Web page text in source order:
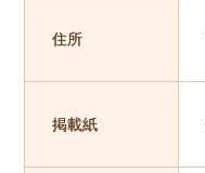
住所
掲載紙